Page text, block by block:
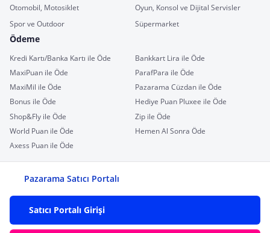
Otomobil, Motosiklet
Oyun, Konsol ve Dijital Servisler
Spor ve Outdoor
Süpermarket
Ödeme
Kredi Kartı/Banka Kartı ile Öde
Bankkart Lira ile Öde
MaxiPuan ile Öde
ParafPara ile Öde
MaxiMil ile Öde
Pazarama Cüzdan ile Öde
Bonus ile Öde
Hediye Puan Pluxee ile Öde
Shop&Fly ile Öde
Zip ile Öde
World Puan ile Öde
Hemen Al Sonra Öde
Axess Puan ile Öde
Pazarama Satıcı Portalı
Satıcı Portalı Girişi